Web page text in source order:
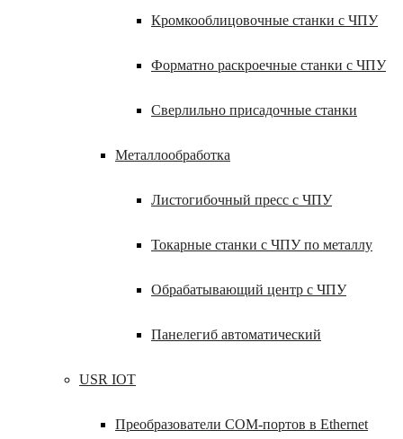
Кромкооблицовочные станки с ЧПУ
Форматно раскроечные станки с ЧПУ
Сверлильно присадочные станки
Металлообработка
Листогибочный пресс с ЧПУ
Токарные станки с ЧПУ по металлу
Обрабатывающий центр с ЧПУ
Панелегиб автоматический
USR IOT
Преобразователи COM-портов в Ethernet